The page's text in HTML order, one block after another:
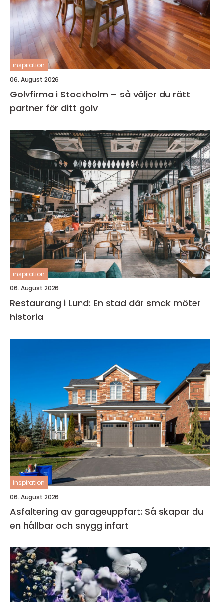
inspiration
06. August 2026
Golvfirma i Stockholm – så väljer du rätt
partner för ditt golv
inspiration
06. August 2026
Restaurang i Lund: En stad där smak möter
historia
inspiration
06. August 2026
Asfaltering av garageuppfart: Så skapar du
en hållbar och snygg infart